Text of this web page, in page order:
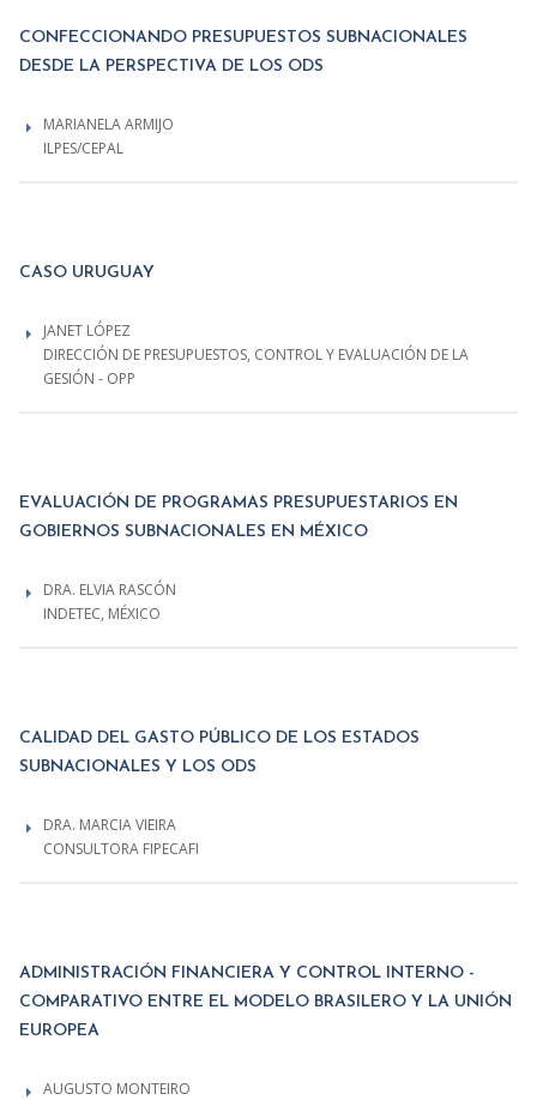
CONFECCIONANDO PRESUPUESTOS SUBNACIONALES
DESDE LA PERSPECTIVA DE LOS ODS
MARIANELA ARMIJO
ILPES/CEPAL
CASO URUGUAY
JANET LÓPEZ
DIRECCIÓN DE PRESUPUESTOS, CONTROL Y EVALUACIÓN DE LA
GESIÓN - OPP
EVALUACIÓN DE PROGRAMAS PRESUPUESTARIOS EN
GOBIERNOS SUBNACIONALES EN MÉXICO
DRA. ELVIA RASCÓN
INDETEC, MÉXICO
CALIDAD DEL GASTO PÚBLICO DE LOS ESTADOS
SUBNACIONALES Y LOS ODS
DRA. MARCIA VIEIRA
CONSULTORA FIPECAFI
ADMINISTRACIÓN FINANCIERA Y CONTROL INTERNO -
COMPARATIVO ENTRE EL MODELO BRASILERO Y LA UNIÓN
EUROPEA
AUGUSTO MONTEIRO